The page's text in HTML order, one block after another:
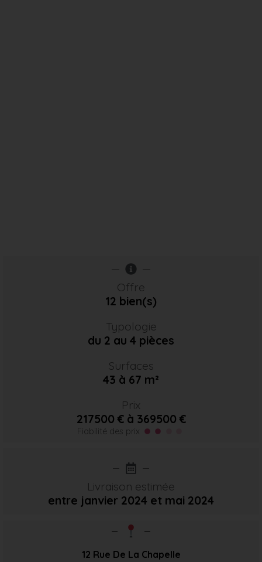
Offre
12 bien(s)
Typologie
du 2 au 4 pièces
Surfaces
43 à 67 m²
Prix
217500 € à 369500 €
Fiabilité des prix
Livraison estimée
entre janvier 2024 et mai 2024
12 Rue De La Chapelle